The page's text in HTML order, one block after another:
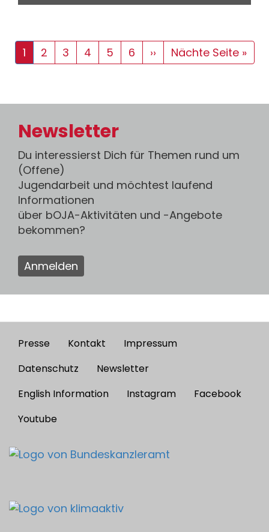
Seitennummerierung
Aktuelle
Seite
1 Seite
2 Seite
3 Seite
4 Seite
5 Seite
6
Nächste
Seite
››
Letzte
Seite
Nächte Seite »
Newsletter
Du interessierst Dich für Themen rund um
(Offene)
Jugendarbeit und möchtest laufend
Informationen
über bOJA-Aktivitäten und -Angebote
bekommen?
Anmelden
Footer
menu
Presse Kontakt
Impressum
Datenschutz
Newsletter
English Information
Instagram
Facebook
Youtube